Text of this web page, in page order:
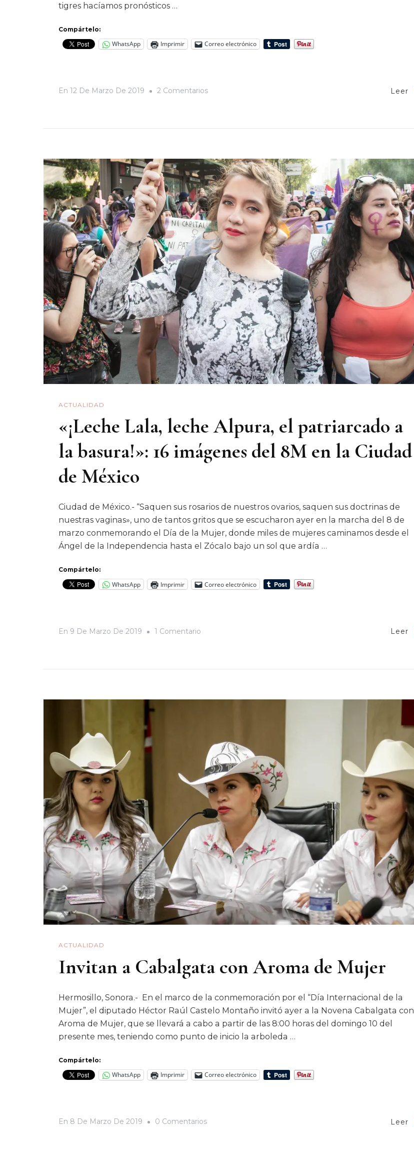
tigres hacíamos pronósticos …
Compártelo:
WhatsApp Imprimir Correo electrónico
En 12 De Marzo De 2019 2 ComentariosEn
Leer
ACTUALIDAD
«¡Leche Lala, leche Alpura, el patriarcado a
la basura!»: 16 imágenes del 8M en la Ciudad
de México
Ciudad de México.- “Saquen sus rosarios de nuestros ovarios, saquen sus doctrinas de
nuestras vaginas», uno de tantos gritos que se escucharon ayer en la marcha del 8 de
marzo conmemorando el Día de la Mujer, donde miles de mujeres caminamos desde el
Ángel de la Independencia hasta el Zócalo bajo un sol que ardía …
Compártelo:
WhatsApp Imprimir Correo electrónico
En 9 De Marzo De 2019 1 Comentario
Basura!»:
16
Imágenes
Del
8M
En
La
Ciudad
De
México
Leer
ACTUALIDAD
Invitan a Cabalgata con Aroma de Mujer
Hermosillo, Sonora.- En el marco de la conmemoración por el “Día Internacional de la
Mujer”, el diputado Héctor Raúl Castelo Montaño invitó ayer a la Novena Cabalgata con
Aroma de Mujer, que se llevará a cabo a partir de las 8:00 horas del domingo 10 del
presente mes, teniendo como punto de inicio la arboleda …
Compártelo:
WhatsApp Imprimir Correo electrónico
En 8 De Marzo De 2019 0 ComentariosEn
Leer